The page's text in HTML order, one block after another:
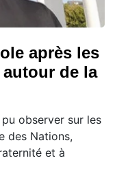
après les
de la
observer sur les
des Nations,
et à